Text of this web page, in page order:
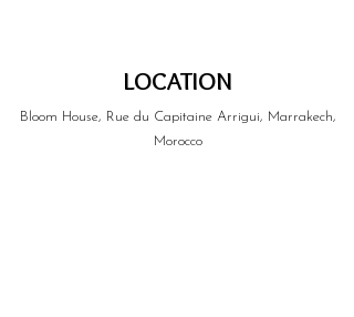
LOCATION
Bloom House, Rue du Capitaine Arrigui, Marrakech,
Morocco